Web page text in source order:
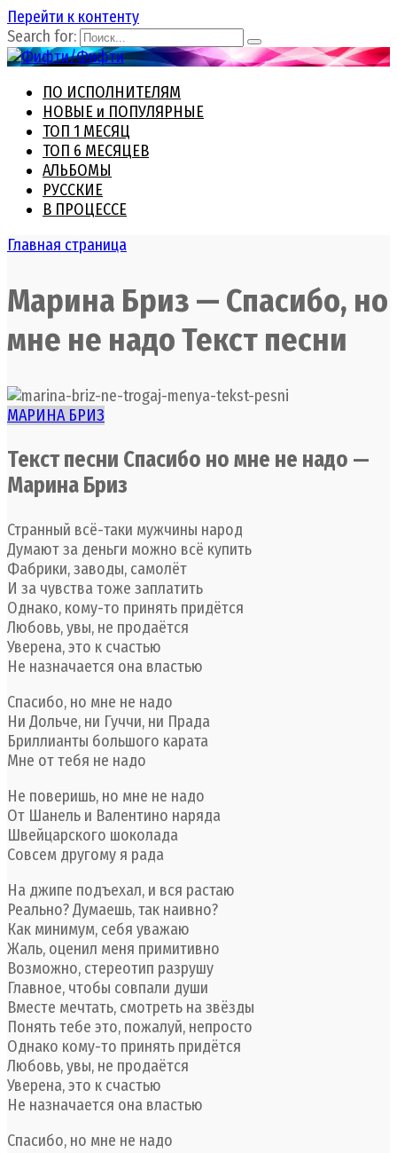
Перейти к контенту
Search for:
ПО ИСПОЛНИТЕЛЯМ
НОВЫЕ и ПОПУЛЯРНЫЕ
ТОП 1 МЕСЯЦ
ТОП 6 МЕСЯЦЕВ
АЛЬБОМЫ
РУССКИЕ
В ПРОЦЕССЕ
Главная страница
Марина Бриз — Спасибо, но
мне не надо Текст песни
МАРИНА БРИЗ
Текст песни Спасибо но мне не надо —
Марина Бриз
Странный всё-таки мужчины народ
Думают за деньги можно всё купить
Фабрики, заводы, самолёт
И за чувства тоже заплатить
Однако, кому-то принять придётся
Любовь, увы, не продаётся
Уверена, это к счастью
Не назначается она властью
Спасибо, но мне не надо
Ни Дольче, ни Гуччи, ни Прада
Бриллианты большого карата
Мне от тебя не надо
Не поверишь, но мне не надо
От Шанель и Валентино наряда
Швейцарского шоколада
Совсем другому я рада
На джипе подъехал, и вся растаю
Реально? Думаешь, так наивно?
Как минимум, себя уважаю
Жаль, оценил меня примитивно
Возможно, стереотип разрушу
Главное, чтобы совпали души
Вместе мечтать, смотреть на звёзды
Понять тебе это, пожалуй, непросто
Однако кому-то принять придётся
Любовь, увы, не продаётся
Уверена, это к счастью
Не назначается она властью
Спасибо, но мне не надо